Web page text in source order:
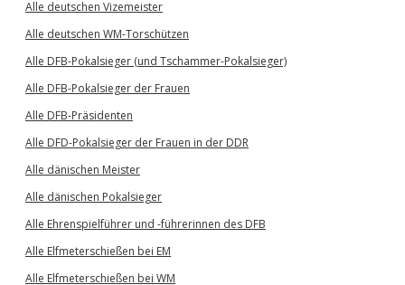
Alle deutschen Vizemeister
Alle deutschen WM-Torschützen
Alle DFB-Pokalsieger (und Tschammer-Pokalsieger)
Alle DFB-Pokalsieger der Frauen
Alle DFB-Präsidenten
Alle DFD-Pokalsieger der Frauen in der DDR
Alle dänischen Meister
Alle dänischen Pokalsieger
Alle Ehrenspielführer und -führerinnen des DFB
Alle Elfmeterschießen bei EM
Alle Elfmeterschießen bei WM